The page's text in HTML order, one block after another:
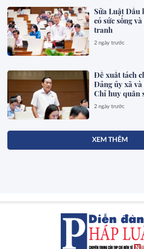
Sửa Luật
có sức sống
tranh
2 ngày trước
Đề xuất tách
Đảng ủy xã
Chỉ huy quân
2 ngày trước
XEM THÊM